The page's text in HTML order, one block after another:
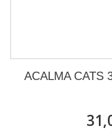
ACALMA CATS